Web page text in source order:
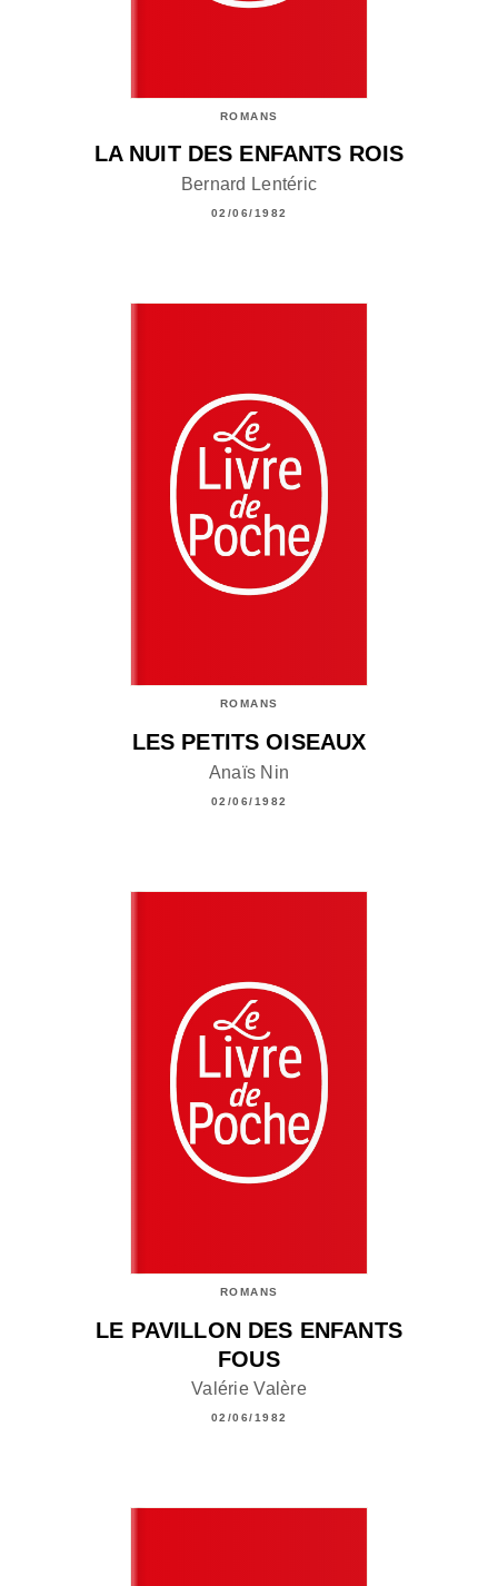
ROMANS
LA NUIT DES ENFANTS ROIS
Bernard Lentéric
02/06/1982
ROMANS
LES PETITS OISEAUX
Anaïs Nin
02/06/1982
ROMANS
LE PAVILLON DES ENFANTS
FOUS
Valérie Valère
02/06/1982